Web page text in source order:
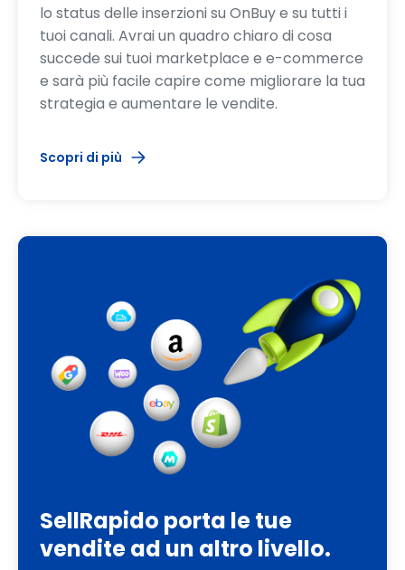
lo status delle inserzioni su OnBuy e su tutti i
tuoi canali. Avrai un quadro chiaro di cosa
succede sui tuoi marketplace e e-commerce
e sarà più facile capire come migliorare la tua
strategia e aumentare le vendite.
Scopri di più
SellRapido porta le tue
vendite ad un altro livello.